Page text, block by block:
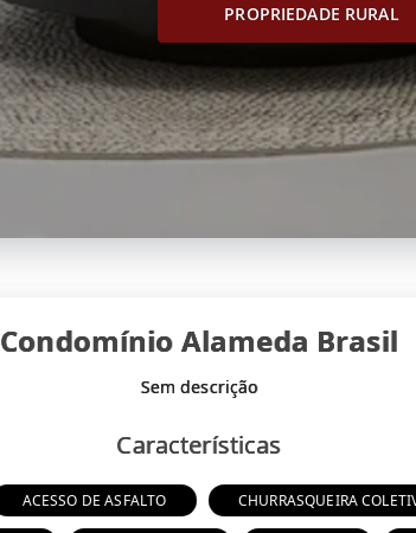
PROPRIEDADE RURAL
Condomínio Alameda Brasil
Sem descrição
Características
ACESSO DE ASFALTO CHURRASQUEIRA